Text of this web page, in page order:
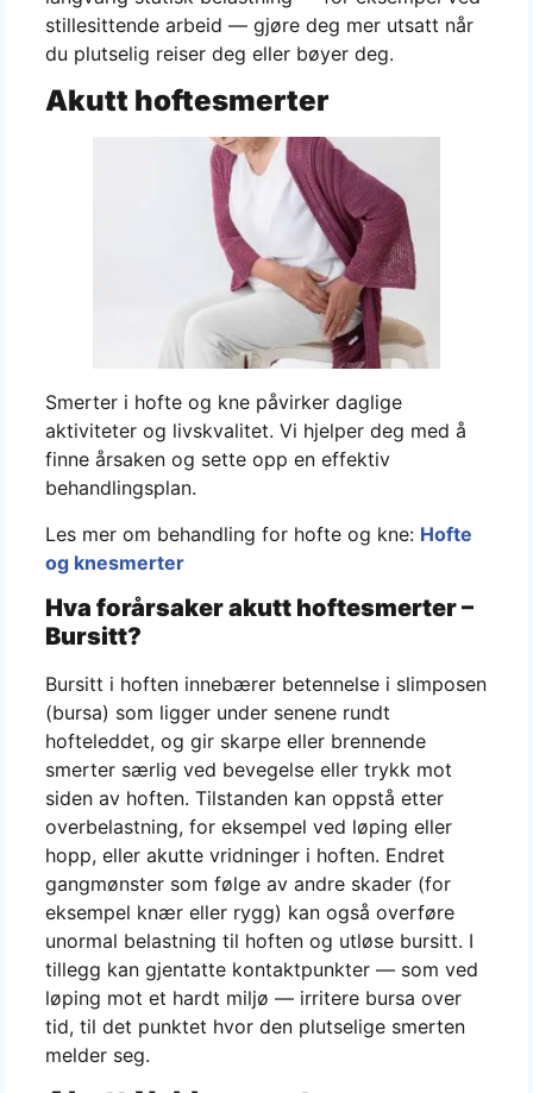
stillesittende arbeid — gjøre deg mer utsatt når
du plutselig reiser deg eller bøyer deg.
Akutt hoftesmerter
Smerter i hofte og kne påvirker daglige
aktiviteter og livskvalitet. Vi hjelper deg med å
finne årsaken og sette opp en effektiv
behandlingsplan.
Les mer om behandling for hofte og kne: Hofte
og knesmerter
Hva forårsaker akutt hoftesmerter –
Bursitt?
Bursitt i hoften innebærer betennelse i slimposen
(bursa) som ligger under senene rundt
hofteleddet, og gir skarpe eller brennende
smerter særlig ved bevegelse eller trykk mot
siden av hoften. Tilstanden kan oppstå etter
overbelastning, for eksempel ved løping eller
hopp, eller akutte vridninger i hoften. Endret
gangmønster som følge av andre skader (for
eksempel knær eller rygg) kan også overføre
unormal belastning til hoften og utløse bursitt. I
tillegg kan gjentatte kontaktpunkter — som ved
løping mot et hardt miljø — irritere bursa over
tid, til det punktet hvor den plutselige smerten
melder seg.